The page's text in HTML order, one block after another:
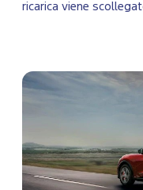
ricarica viene